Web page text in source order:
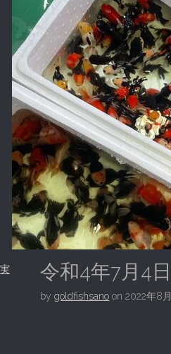
令和4年7月4
bygoldfishsano on2022年8